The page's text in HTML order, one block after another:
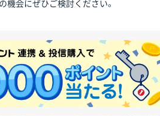
機会にぜひご検討ください。